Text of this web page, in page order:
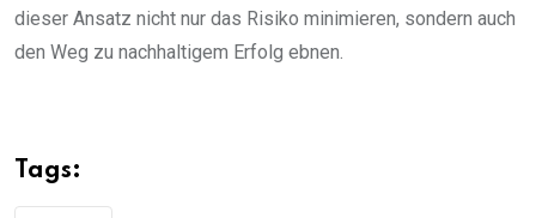
dieser Ansatz nicht nur das Risiko minimieren, sondern auch
den Weg zu nachhaltigem Erfolg ebnen.
Tags: